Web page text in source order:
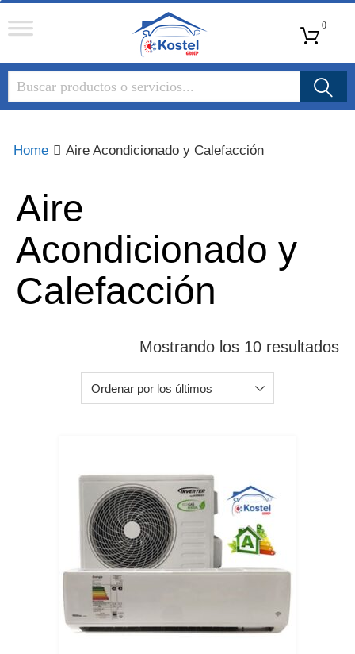
Group
0
Home Aire Acondicionado y Calefacción
Aire
Acondicionado y
Calefacción
Mostrando los 10 resultados